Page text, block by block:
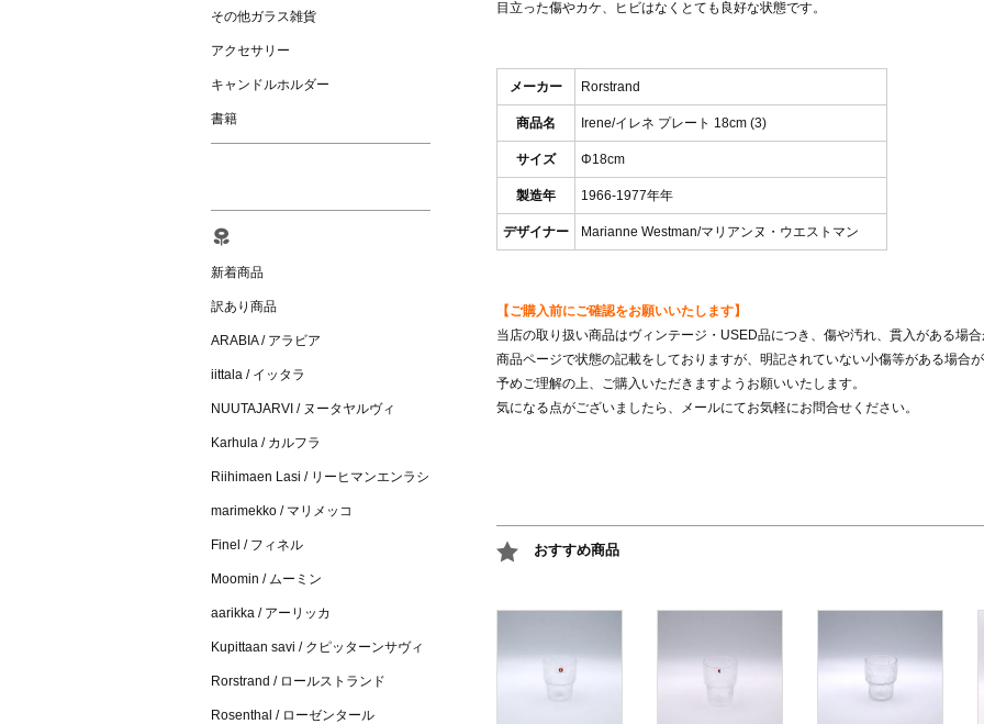
目立った傷やカケ、ヒビはなくとても良好な状態です。
メーカー Rorstrand
商品名 Irene/イレネ プレート 18cm (3)
サイズ Φ18cm
製造年 1966-1977年年
デザイナー Marianne Westman/マリアンヌ・ウエストマン
【ご購入前にご確認をお願いいたします】
当店の取り扱い商品はヴィンテージ・USED品につき、傷や汚れ、貫入がある場合
商品ページで状態の記載をしておりますが、明記されていない小傷等がある場合が
予めご理解の上、ご購入いただきますようお願いいたします。
気になる点がございましたら、メールにてお気軽にお問合せください。
おすすめ商品
その他ガラス雑貨
アクセサリー
キャンドルホルダー
書籍
新着商品
訳あり商品
ARABIA / アラビア
iittala / イッタラ
NUUTAJARVI / ヌータヤルヴィ
Karhula / カルフラ
Riihimaen Lasi / リーヒマンエンラシ
marimekko / マリメッコ
Finel / フィネル
Moomin / ムーミン
aarikka / アーリッカ
Kupittaan savi / クピッターンサヴィ
Rorstrand / ロールストランド
Rosenthal / ローゼンタール